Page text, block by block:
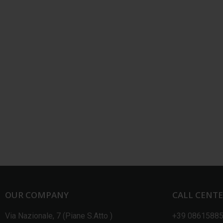
OUR COMPANY
Via Nazionale, 7 (Piane S.Atto )
CALL
+39